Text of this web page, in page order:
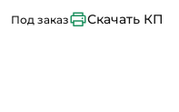
Под заказ Скачать КП